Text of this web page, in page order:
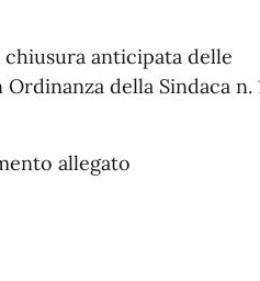
chiusura anticipata delle
della Sindaca n.
allegato